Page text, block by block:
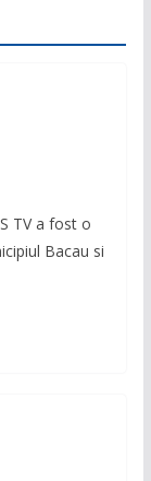
TV a fost o
Bacau si